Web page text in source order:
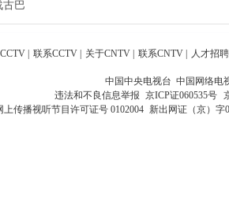
古巴
联系CCTV 关于CNTV 联系CNTV 人才招聘
中国中央电视台 中国网络电
违法和不良信息举报 京ICP证060535号
上传播视听节目许可证号 0102004 新出网证（京）